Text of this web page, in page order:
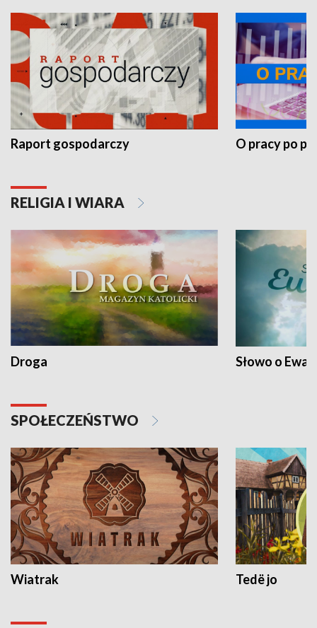
Raport gospodarczy O pracy po
RELIGIA I WIARA
Droga Słowo o
SPOŁECZEŃSTWO
Wiatrak Tedë jo